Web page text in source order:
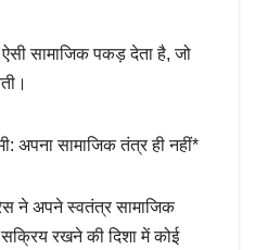
सामाजिक पकड़ देता है, जो
अपना सामाजिक तंत्र ही नहीं*
ने अपने स्वतंत्र सामाजिक
रखने की दिशा में कोई